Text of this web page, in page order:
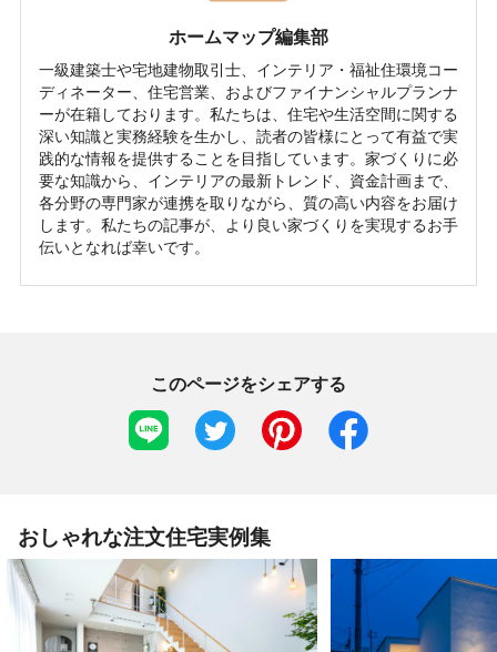
ホームマップ編集部
一級建築士や宅地建物取引士、インテリア・福祉住環境コー
ディネーター、住宅営業、およびファイナンシャルプランナ
ーが在籍しております。私たちは、住宅や生活空間に関する
深い知識と実務経験を生かし、読者の皆様にとって有益で実
践的な情報を提供することを目指しています。家づくりに必
要な知識から、インテリアの最新トレンド、資金計画まで、
各分野の専門家が連携を取りながら、質の高い内容をお届け
します。私たちの記事が、より良い家づくりを実現するお手
伝いとなれば幸いです。
このページをシェアする
おしゃれな注文住宅実例集